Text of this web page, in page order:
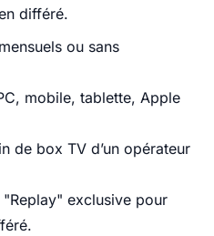
différé.
ou sans
mobile, tablette, Apple
de box TV d’un opérateur
"Replay" exclusive pour